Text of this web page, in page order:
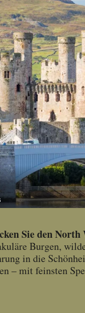
Sie den North
Burgen,
in die
– mit feinsten